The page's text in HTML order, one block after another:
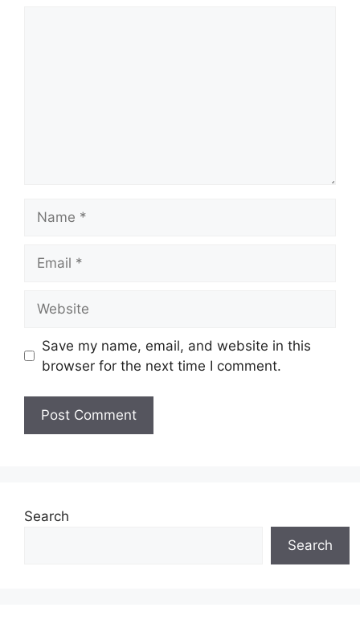
Save my name, email, and website in this
browser for the next time I comment.
Search
Search